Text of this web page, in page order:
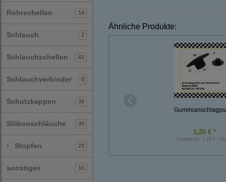
Rohrschellen 14
Schlauch 2
Schlauchschellen 62
Schlauchverbinder 8
Schutzkappen 39
Silikonschläuche 30
› Stopfen 23
sonstiges 15
Ähnliche Produkte:
1,20 € *
Grundpreis: 1,20 € /